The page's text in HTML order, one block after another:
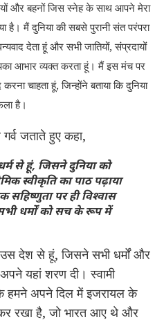
और बहनों जिस स्नेह के साथ आपने मेरा
है। मैं दुनिया की सबसे पुरानी संत परंपरा
देता हूं और सभी जातियों, संप्रदायों
आभार व्यक्त करता हूं। मैं इस मंच पर
चाहता हूं, जिन्होंने बताया कि दुनिया
है।
जताते हुए कहा,
से हूं, जिसने दुनिया को
स्वीकृति का पाठ पढ़ाया
सहिष्णुता पर ही विश्वास
धर्मों को सच के रूप में
उस देश से हूं, जिसने सभी धर्मों और
यहां शरण दी। स्वामी
हमने अपने दिल में इजरायल के
रखा है, जो भारत आए थे और